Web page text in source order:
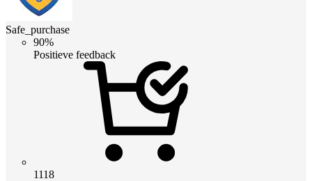
Safe_purchase
90%
Positieve feedback
1118